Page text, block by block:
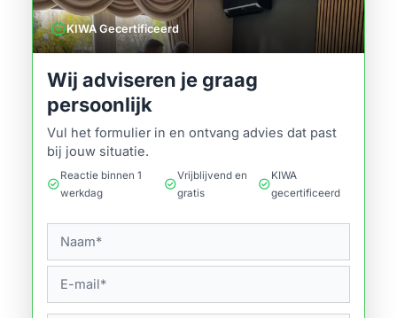
verifiedKIWA Gecertificeerd
Wij adviseren je graag
persoonlijk
Vul het formulier in en ontvang advies dat past
bij jouw situatie.
check_circle
Reactie binnen 1
werkdag
check_circle
Vrijblijvend en
gratis
check_circle
KIWA
gecertificeerd